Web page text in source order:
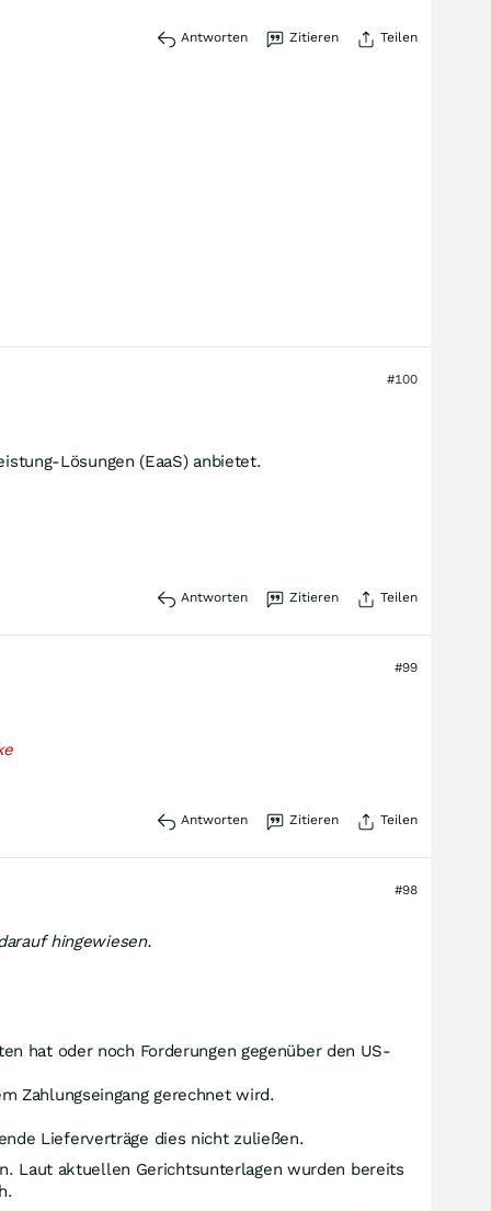
Antworten Zitieren Teilen
#100
Lösungen (EaaS) anbietet.
Antworten Zitieren Teilen
#99
Antworten Zitieren Teilen
#98
hingewiesen.
hat oder noch Forderungen gegenüber den US-
Zahlungseingang gerechnet wird.
Lieferverträge dies nicht zuließen.
Laut aktuellen Gerichtsunterlagen wurden bereits